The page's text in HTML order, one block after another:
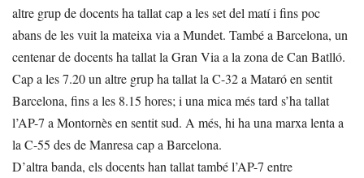
altre grup de docents ha tallat cap a les set del matí i fins poc
abans de les vuit la mateixa via a Mundet. També a Barcelona, un
centenar de docents ha tallat la Gran Via a la zona de Can Batlló.
Cap a les 7.20 un altre grup ha tallat la C-32 a Mataró en sentit
Barcelona, fins a les 8.15 hores; i una mica més tard s’ha tallat
l’AP-7 a Montornès en sentit sud. A més, hi ha una marxa lenta a
la C-55 des de Manresa cap a Barcelona.
D’altra banda, els docents han tallat també l’AP-7 entre